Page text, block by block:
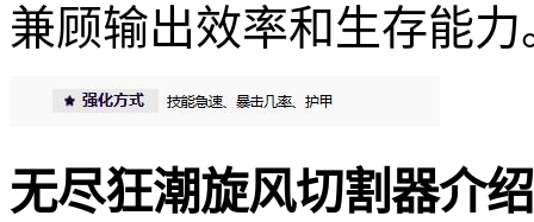
兼顾输出效率和生存能力
无尽狂潮旋风切割器介